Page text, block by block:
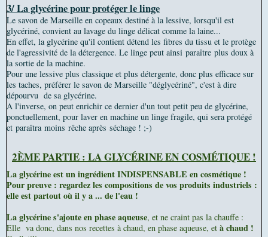
3/ La glycérine pour protéger le linge
Le savon de Marseille en copeaux destiné à la lessive, lorsqu'il est
glycériné, convient au lavage du linge délicat comme la laine...
En effet, la glycérine qu'il contient détend les fibres du tissu et le protège
de l'agressivité de la détergence. Le linge peut ainsi paraître plus doux à
la sortie de la machine.
Pour une lessive plus classique et plus détergente, donc plus efficace sur
les taches, préférer le savon de Marseille "déglycériné", c'est à dire
dépourvu de sa glycérine.
A l'inverse, on peut enrichir ce dernier d'un tout petit peu de glycérine,
ponctuellement, pour laver en machine un linge fragile, qui sera protégé
et paraîtra moins rêche après séchage ! ;-)
2ÈME PARTIE : LA GLYCÉRINE EN COSMÉTIQUE !
La glycérine est un ingrédient INDISPENSABLE en cosmétique !
Pour preuve : regardez les compositions de vos produits industriels :
elle est partout où il y a ... de l'eau !
La glycérine s'ajoute en phase aqueuse, et ne craint pas la chauffe :
Elle va donc, dans nos recettes à chaud, en phase aqueuse, et à chaud !